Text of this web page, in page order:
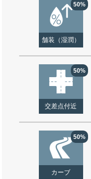
50%
舗装（湿潤）
50%
交差点付近
50%
カーブ